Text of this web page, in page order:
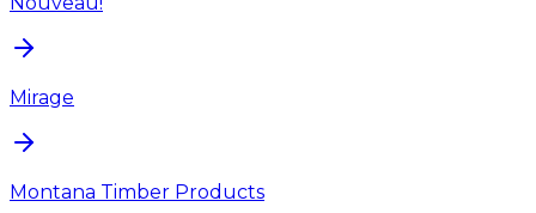
Mirage
Montana Timber Products